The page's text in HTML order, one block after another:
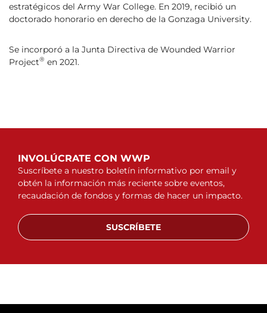
estratégicos del Army War College. En 2019, recibió un
doctorado honorario en derecho de la Gonzaga University.
Se incorporó a la Junta Directiva de Wounded Warrior
Project® en 2021.
INVOLÚCRATE CON WWP
Suscríbete a nuestro boletín informativo por email y
obtén la información más reciente sobre eventos,
recaudación de fondos y formas de hacer un impacto.
SUSCRÍBETE